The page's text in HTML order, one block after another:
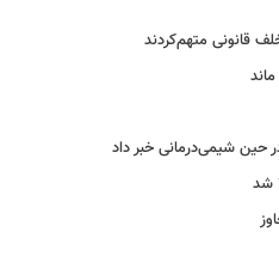
قانونی متهم‌کردند
حین شیمی‌درمانی خبر داد
شد